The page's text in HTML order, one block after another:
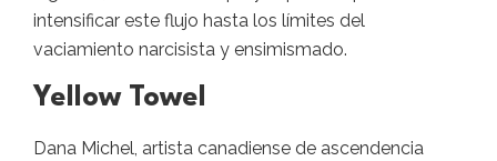
intensificar este flujo hasta los límites del
vaciamiento narcisista y ensimismado.
Yellow Towel
Dana Michel, artista canadiense de ascendencia